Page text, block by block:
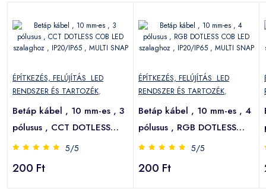
ÉPÍTKEZÉS, FELÚJÍTÁS LED
RENDSZER ÉS TARTOZÉK,
Betáp kábel , 10 mm-es , 3
pólusus , CCT DOTLESS
COB LED szalaghoz ,
5/5
200 Ft
ÉPÍTKEZÉS, FELÚJÍTÁS LED
RENDSZER ÉS TARTOZÉK,
Betáp kábel , 10 mm-es , 4
pólusus , RGB DOTLESS
COB LED szalaghoz ,
5/5
200 Ft